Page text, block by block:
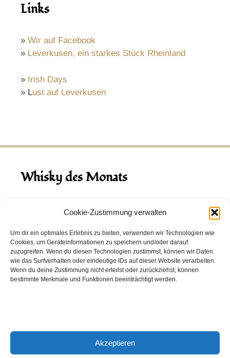
Cookie-Zustimmung verwalten
Um dir ein optimales Erlebnis zu bieten, verwenden wir Technologien wie
Cookies, um Geräteinformationen zu speichern und/oder darauf
zuzugreifen. Wenn du diesen Technologien zustimmst, können wir Daten
wie das Surfverhalten oder eindeutige IDs auf dieser Website verarbeiten.
Wenn du deine Zustimmung nicht erteilst oder zurückziehst, können
bestimmte Merkmale und Funktionen beeinträchtigt werden.
Akzeptieren
Links
» Wir auf Facebook
» Leverkusen, ein starkes Stück Rheinland
» Irish Days
» Lust auf Leverkusen
Whisky des Monats
August 2026
Hinch Double Wood
Destillerie:Hinch(Irland)
Single Malt, 43.0%
Peated: Nein